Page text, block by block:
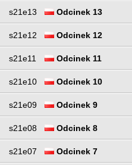
s21e13 Odcinek 13
s21e12 Odcinek 12
s21e11 Odcinek 11
s21e10 Odcinek 10
s21e09 Odcinek 9
s21e08 Odcinek 8
s21e07 Odcinek 7